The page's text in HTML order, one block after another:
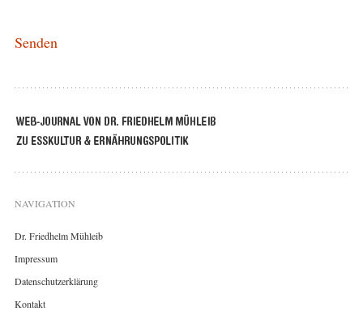
NAVIGATION
Dr. Friedhelm Mühleib
Impressum
Datenschutzerklärung
Kontakt